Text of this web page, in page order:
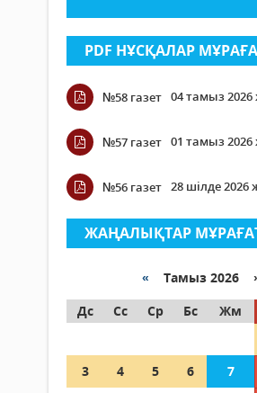
PDF НҰСҚАЛАР
№58 газет 04 тамыз 2026
№57 газет 01 тамыз 2026
№56 газет 28 шілде 2026
ЖАҢАЛЫҚТАР
« Тамыз 2026
Дс
Сс Ср Бс Жм
3
4 5 6 7